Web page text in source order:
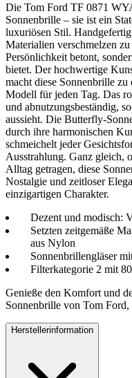
Die Tom Ford TF 0871
Sonnenbrille – sie ist ein
luxuriösen Stil.
Materialien verschmelzen
Persönlichkeit betont,
bietet. Der hochwertige
macht diese Sonnenbrille
Modell für jeden Tag. Das
und abnutzungsbeständig,
aussieht. Die Butterfly-
durch ihre harmonischen
schmeichelt jeder
Ausstrahlung. Ganz gleich,
Alltag getragen, diese
Nostalgie und zeitloser
einzigartigen Charakter.
Dezent und modisch:
Setzten zeitgemäße
aus Nylon
Sonnenbrillengläser
Filterkategorie 2 mit
Genieße den Komfort und
Sonnenbrille von Tom
Herstellerinformation